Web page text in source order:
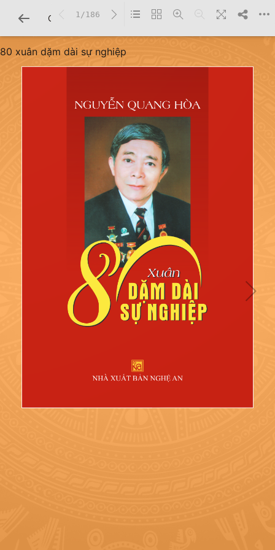
CHI TIẾT SÁCH
80 xuân dặm dài sự nghiệp
1/186